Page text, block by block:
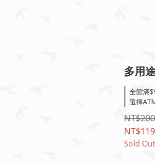
多用
全館滿
選擇
NT$200
NT$119
Sold Out